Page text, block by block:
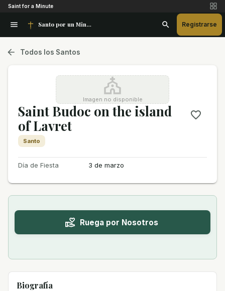
Saint for a Minute
Santo por un Minuto Registrarse
Todos los Santos
Imagen no disponible
Saint Budoc on the island
of Lavret
Santo
Día de Fiesta 3 de marzo
Ruega por Nosotros
Biografía